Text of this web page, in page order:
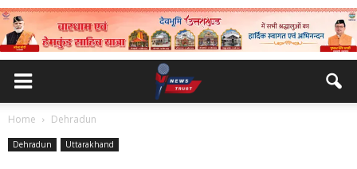
Home Dehradun
Dehradun Uttarakhand